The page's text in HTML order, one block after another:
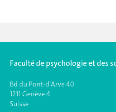
Faculté de psychologie et des
Bd du Pont-d'Arve 40
1211 Genève 4
Suisse